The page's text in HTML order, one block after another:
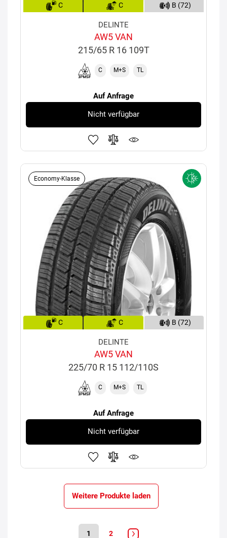
C C B (72)
DELINTE
AW5 VAN
215/65 R 16 109T
C M+S TL
Auf Anfrage
Nicht verfügbar
Economy-Klasse
C C B (72)
DELINTE
AW5 VAN
225/70 R 15 112/110S
C M+S TL
Auf Anfrage
Nicht verfügbar
Weitere Produkte laden
1 2